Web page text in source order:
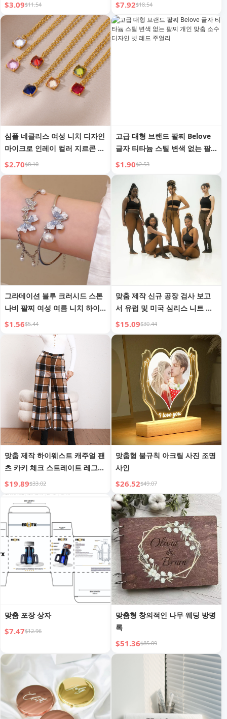
타인 데이 선물
$3.09$11.54
귀 주얼리
$7.92$18.54
심플 네클리스 여성 니치 디자인
마이크로 인레이 컬러 지르콘 네
클리스 개인 맞춤형 클라비클 체
인 주얼리
$2.70$8.10
고급 대형 브랜드 팔찌 Belove
글자 티타늄 스틸 변색 없는 팔
찌 개인 맞춤 소수 디자인 넷 레
드 주얼리
$1.90$2.53
그라데이션 블루 크러시드 스톤
나비 팔찌 여성 여름 니치 하이
엔드 템퍼먼트 핸드 주얼리 학생
최고의 친구 맞춤형 팔찌
$1.56$5.44
맞춤 제작 신규 공장 검사 보고
서 유럽 및 미국 심리스 니트 레
깅스 여성 투명 라지 사이즈 통
합 팬츠 플러시 블랙
$15.09$30.44
맞춤 제작 하이웨스트 캐주얼 팬
츠 카키 체크 스트레이트 레그
와이드 레그 팬츠
$19.89$33.02
맞춤형 불규칙 아크릴 사진 조명
사인
$26.52$49.07
맞춤 포장 상자
$7.47$12.96
맞춤형 창의적인 나무 웨딩 방명
록
$51.36$85.09